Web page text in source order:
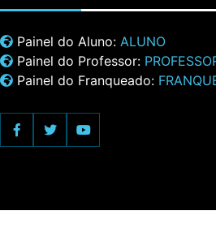
Painel do Aluno: ALUNO
Painel do Professor:
Painel do Franqueado: